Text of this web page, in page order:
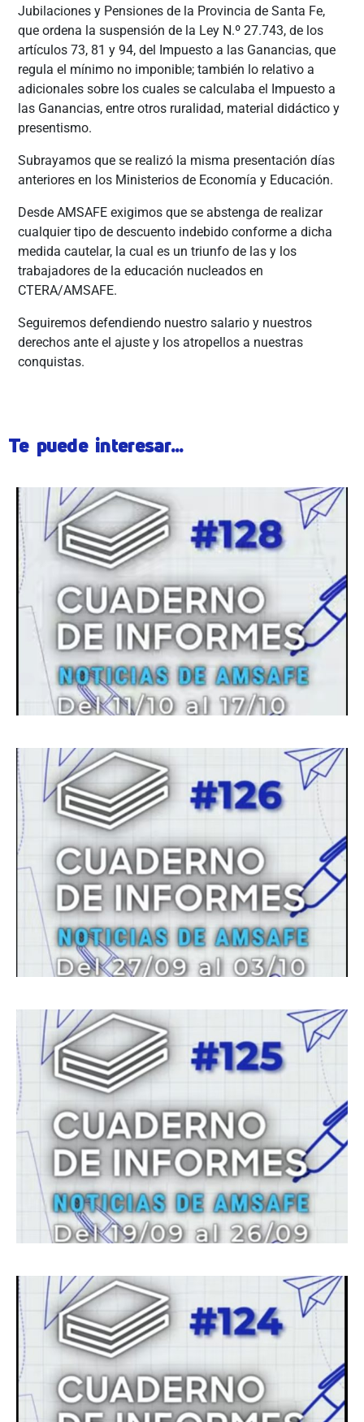
Jubilaciones y Pensiones de la Provincia de Santa Fe,
que ordena la suspensión de la Ley N.º 27.743, de los
artículos 73, 81 y 94, del Impuesto a las Ganancias, que
regula el mínimo no imponible; también lo relativo a
adicionales sobre los cualesse calculaba el Impuesto a
las Ganancias, entre otros ruralidad, material didáctico y
presentismo.
Subrayamos que se realizó la misma presentación días
anteriores en los Ministerios de Economía y Educación.
Desde AMSAFE exigimos que se abstenga de realizar
cualquier tipo de descuento indebido conforme a dicha
medida cautelar, la cual es un triunfo de las y los
trabajadores de la educación nucleados en
CTERA/AMSAFE.
Seguiremos defendiendo nuestro salario y nuestros
derechos ante el ajuste y los atropellos a nuestras
conquistas.
Te puede interesar...